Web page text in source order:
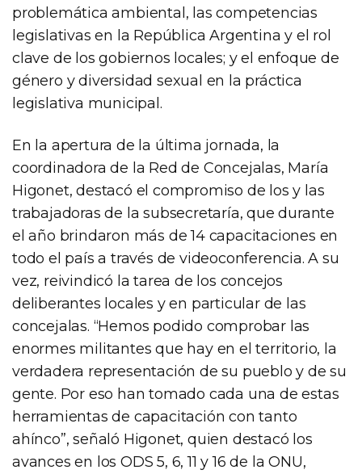
problemática ambiental, las competencias
legislativas en la República Argentina y el rol
clave de los gobiernos locales; y el enfoque de
género y diversidad sexual en la práctica
legislativa municipal.
En la apertura de la última jornada, la
coordinadora de la Red de Concejalas, María
Higonet, destacó el compromiso de los y las
trabajadoras de la subsecretaría, que durante
el año brindaron más de 14 capacitaciones en
todo el país a través de videoconferencia. A su
vez, reivindicó la tarea de los concejos
deliberantes locales y en particular de las
concejalas. “Hemos podido comprobar las
enormes militantes que hay en el territorio, la
verdadera representación de su pueblo y de su
gente. Por eso han tomado cada una de estas
herramientas de capacitación con tanto
ahínco”, señaló Higonet, quien destacó los
avances en los ODS 5, 6, 11 y 16 de la ONU,